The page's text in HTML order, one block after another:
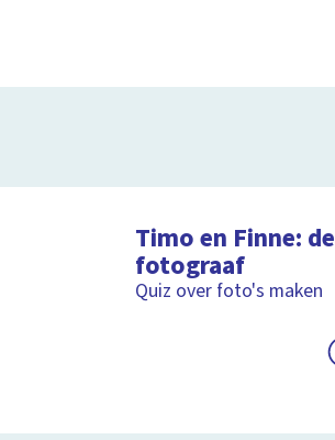
Timo en Finne: de
fotograaf
Quiz over foto's maken